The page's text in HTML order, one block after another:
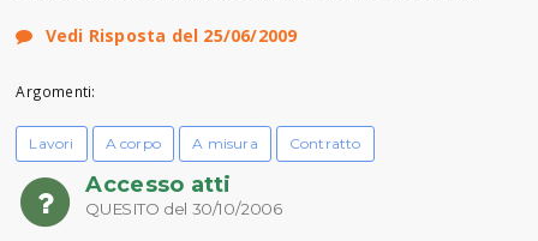
Vedi Risposta del 25/06/2009
Argomenti:
Lavori A corpo A misura Contratto
Accesso atti
QUESITO del 30/10/2006